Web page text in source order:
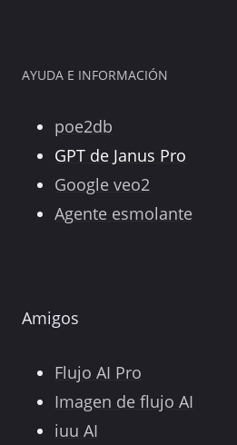
AYUDA E INFORMACIÓN
poe2db
GPT de Janus Pro
Google veo2
Agente esmolante
Amigos
Flujo AI Pro
Imagen de flujo AI
iuu AI